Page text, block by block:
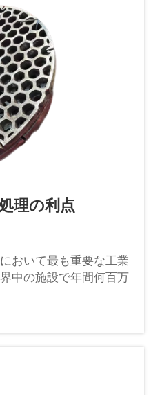
理の利点
おいて最も重要な工業
中の施設で年間何百万
。未加工の鋼材を高性
な制御が必要です…